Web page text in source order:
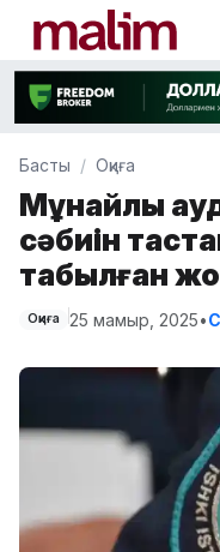
Басты Оқиға
Мұнайлы
сәбиін
табылған
Оқиға 25 мамыр, 2025•